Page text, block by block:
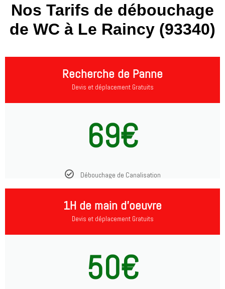
Nos Tarifs de débouchage
de WC à Le Raincy (93340)
Recherche de Panne
Devis et déplacement Gratuits
69€
Débouchage de Canalisation
1H de main d'oeuvre
Devis et déplacement Gratuits
50€